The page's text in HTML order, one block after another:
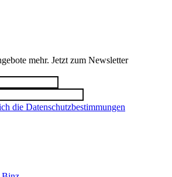
mehr. Jetzt zum Newsletter
die Datenschutzbestimmungen